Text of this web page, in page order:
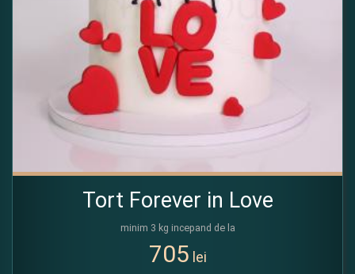
Tort Forever in Love
minim 3 kg incepand de la
705 lei